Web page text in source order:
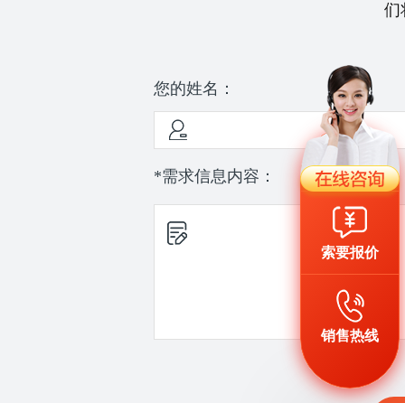
们
您的姓名：
*需求信息内容：
索要报价
销售热线